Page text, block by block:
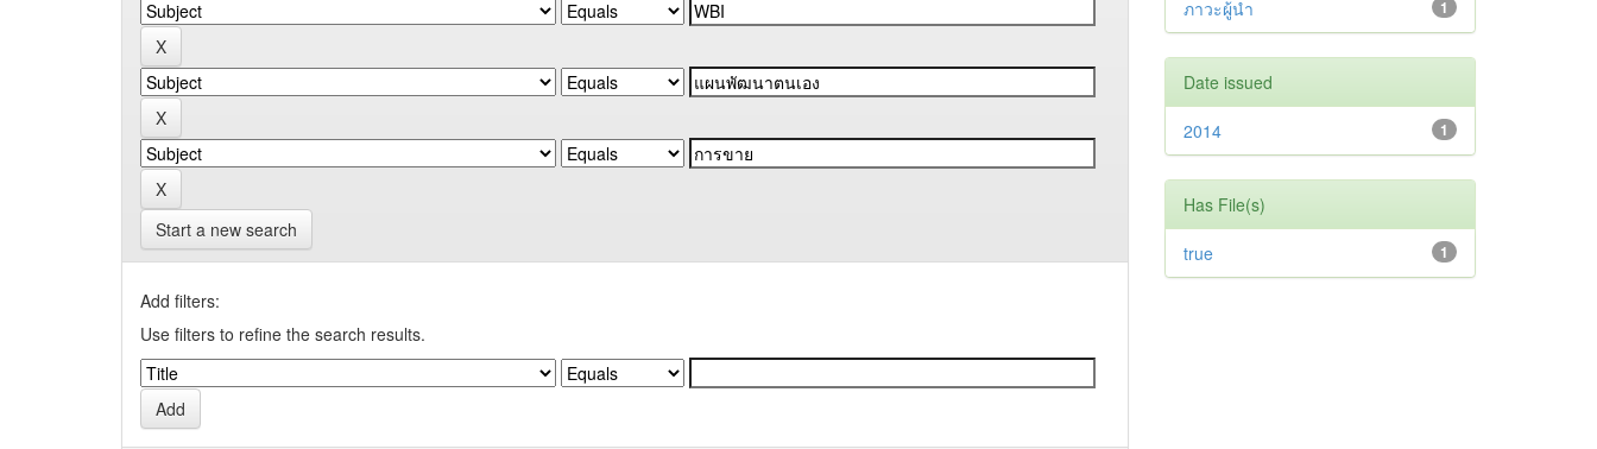
Start a new search
Add filters:
Use filters to refine the search results.
1
ภาวะผู้นำ
Date issued
1
2014
Has File(s)
1
true